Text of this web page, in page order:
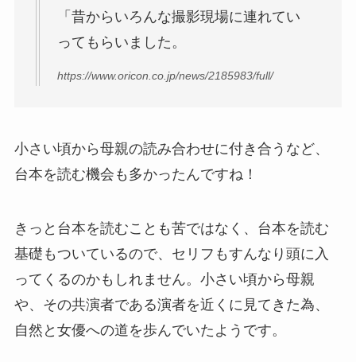
「昔からいろんな撮影現場に連れてい
ってもらいました。
https://www.oricon.co.jp/news/2185983/full/
小さい頃から母親の読み合わせに付き合うなど、
台本を読む機会も多かったんですね！
きっと台本を読むことも苦ではなく、台本を読む
基礎もついているので、セリフもすんなり頭に入
ってくるのかもしれません。小さい頃から母親
や、その共演者である演者を近くに見てきた為、
自然と女優への道を歩んでいたようです。